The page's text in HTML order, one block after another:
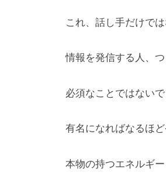
これ、話し手だけでは
情報を発信する人、
必須なことではない
有名になればなるほ
本物の持つエネルギー